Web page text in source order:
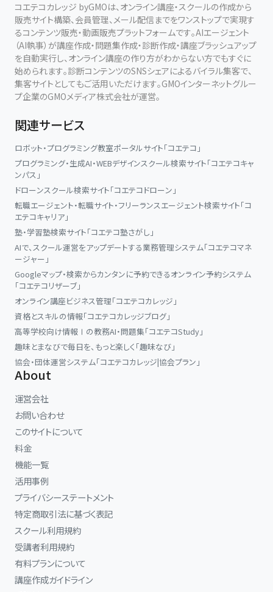
コエテコカレッジ byGMOは、オンライン講座・スクールの作成から
販売サイト構築、会員管理、メール配信までをワンストップで実現す
るコンテンツ販売・動画販売プラットフォームです。AIエージェント
（AI執事）が講座作成・問題集作成・診断作成・講座ブラッシュアップ
を自動実行し、オンライン講座の作り方がわからない方でもすぐに
始められます。診断コンテンツのSNSシェアによるバイラル集客で、
集客サイトとしてもご活用いただけます。GMOインターネットグルー
プ企業のGMOメディア株式会社が運営。
関連サービス
ロボット・プログラミング教室ポータルサイト「コエテコ」
プログラミング・生成AI・WEBデザインスクール検索サイト「コエテコキャ
ンパス」
ドローンスクール検索サイト「コエテコドローン」
転職エージェント・転職サイト・フリーランスエージェント検索サイト「コ
エテコキャリア」
塾・学習塾検索サイト「コエテコ塾さがし」
AIで、スクール運営をアップデートする業務管理システム「コエテコマネ
ージャー」
Googleマップ・検索からカンタンに予約できるオンライン予約システム
「コエテコリザーブ」
オンライン講座ビジネス管理「コエテコカレッジ」
資格とスキルの情報「コエテコカレッジブログ」
高等学校向け情報Ⅰの教務AI・問題集「コエテコStudy」
趣味とまなびで毎日を、もっと楽しく「趣味なび」
協会・団体運営システム「コエテコカレッジ|協会プラン」
About
運営会社
お問い合わせ
このサイトについて
料金
機能一覧
活用事例
プライバシーステートメント
特定商取引法に基づく表記
スクール利用規約
受講者利用規約
有料プランについて
講座作成ガイドライン